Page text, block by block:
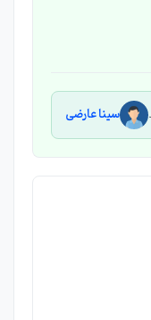
سینا عارضی